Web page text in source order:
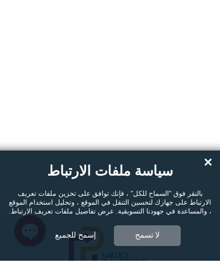
سياسة ملفات الارتباط
بالنقر فوق "السماح للكل" ، فإنك توافق على تخزين ملفات تعريف
الارتباط على جهازك لتحسين التنقل في الموقع ، وتحليل استخدام الموقع
، والمساعدة في جهودنا التسويقية. عرض تفاصيل ملفات تعريف الارتباط.
لا تسمح إسمح للجميع
×
Facebook Messenger